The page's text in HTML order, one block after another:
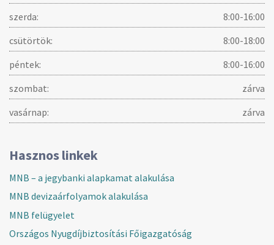
szerda:
8:00-16:00
csütörtök:
8:00-18:00
péntek:
8:00-16:00
szombat:
zárva
vasárnap:
zárva
Hasznos linkek
MNB – a jegybanki alapkamat alakulása
MNB devizaárfolyamok alakulása
MNB felügyelet
Országos Nyugdíjbiztosítási Főigazgatóság